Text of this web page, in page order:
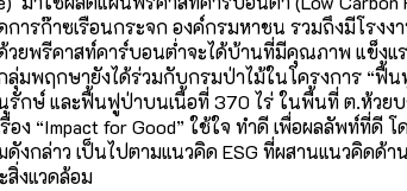
ารก๊าซเรือนกระจก องค์กรมหาชน รวมถึงมีโรงง
วยพรีคาสท์คาร์บอนต่ำจะได้บ้านที่มีคุณภาพ แข็งแ
ลุ่มพฤกษายังได้ร่วมกับกรมป่าไม้ในโครงการ “ฟื้
กษ์ และฟื้นฟูป่าบนเนื้อที่ 370 ไร่ ในพื้นที่ ต.ห้วย
ง “Impact for Good” ใช้ใจ ทำดี เพื่อผลลัพท์ที่ดี
กล่าว เป็นไปตามแนวคิด ESG ที่ผสานแนวคิดด้า
สิ่งแวดล้อม